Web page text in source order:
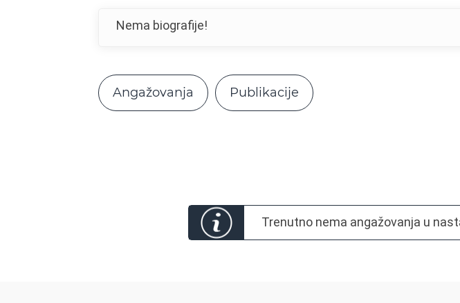
Nema biografije!
Angažovanja Publikacije
Trenutno nema angažovanja u